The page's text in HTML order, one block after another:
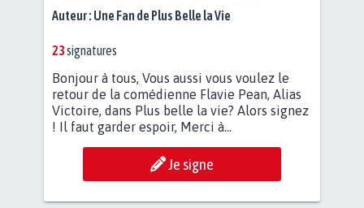
Auteur : Une Fan de Plus Belle la Vie
23signatures
Bonjour à tous, Vous aussi vous voulez le
retour de la comédienne Flavie Pean, Alias
Victoire, dans Plus belle la vie? Alors signez
! Il faut garder espoir, Merci à...
Je signe